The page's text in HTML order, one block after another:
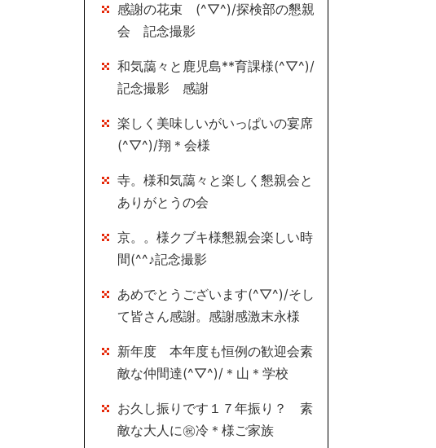
感謝の花束 (^▽^)/探検部の懇親
会 記念撮影
和気藹々と鹿児島**育課様(^▽^)/
記念撮影 感謝
楽しく美味しいがいっぱいの宴席
(^▽^)/翔＊会様
寺。様和気藹々と楽しく懇親会と
ありがとうの会
京。。様クブキ様懇親会楽しい時
間(^^♪記念撮影
あめでとうございます(^▽^)/そし
て皆さん感謝。感謝感激末永様
新年度 本年度も恒例の歓迎会素
敵な仲間達(^▽^)/＊山＊学校
お久し振りです１７年振り？ 素
敵な大人に㊗冷＊様ご家族